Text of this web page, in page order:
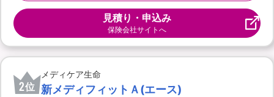
見積り・申込み
保険会社サイトへ
2位
メディケア生命
新メディフィットＡ(エース)